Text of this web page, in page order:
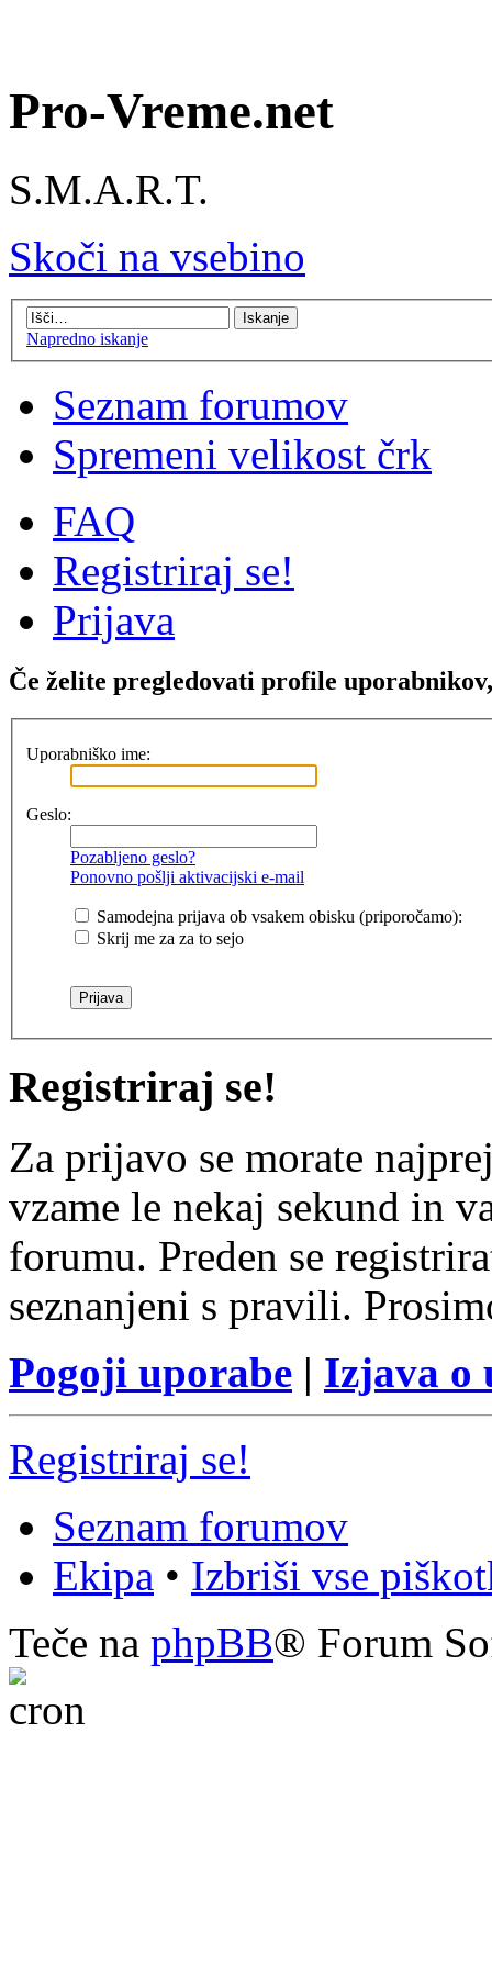
Pro-Vreme.net
S.M.A.R.T.
Skoči na vsebino
Napredno iskanje
Seznam forumov
Spremeni velikost črk
FAQ
Registriraj se!
Prijava
Če želite pregledovati profile
Uporabniško ime:
Geslo:
Pozabljeno geslo?
Ponovno pošlji aktivacijski e-mail
Samodejna prijava ob vsakem obisku (priporočamo):
Skrij me za za to sejo
Registriraj se!
Za prijavo se morate
vzame le nekaj sekund in
forumu. Preden se
seznanjeni s pravili.
Pogoji uporabe | Izjava o
Registriraj se!
Seznam forumov
Ekipa • Izbriši vse
Teče na phpBB® Forum